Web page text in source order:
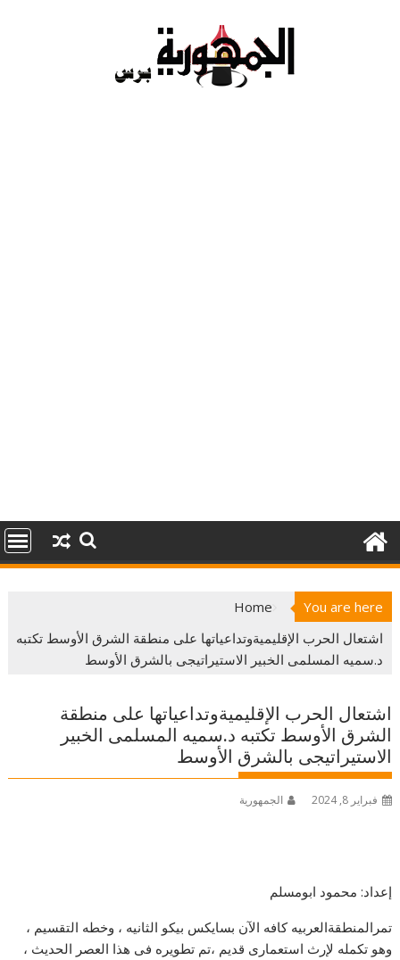
You are here
Home
اشتعال الحرب الإقليميةوتداعياتها على منطقة الشرق الأوسط تكتبه
د.سميه المسلمى الخبير الاستيراتيجى بالشرق الأوسط
اشتعال الحرب الإقليميةوتداعياتها على منطقة
الشرق الأوسط تكتبه د.سميه المسلمى الخبير
الاستيراتيجى بالشرق الأوسط
فبراير 8, 2024 الجمهورية
إعداد: محمود ابومسلم
تمرالمنطقةالعربيه كافه الآن بسايكس بيكو الثانيه ، وخطه التقسيم ،
وهو تكمله لإرث استعمارى قديم ،تم تطويره فى هذا العصر الحديث ،